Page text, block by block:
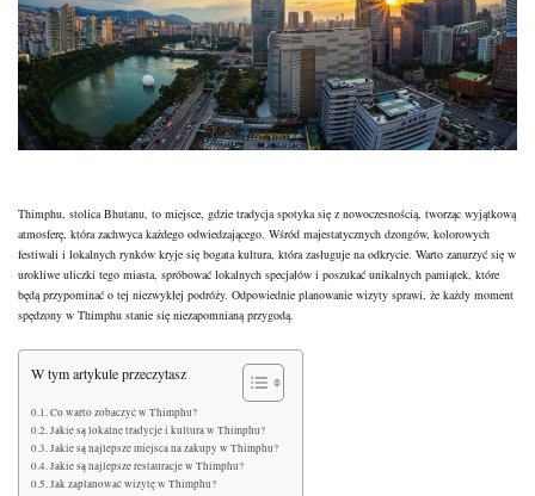
Thimphu, stolica Bhutanu, to miejsce, gdzie tradycja spotyka się z nowoczesnością, tworząc wyjątkową
atmosferę, która zachwyca każdego odwiedzającego. Wśród majestatycznych dzongów, kolorowych
festiwali i lokalnych rynków kryje się bogata kultura, która zasługuje na odkrycie. Warto zanurzyć się w
urokliwe uliczki tego miasta, spróbować lokalnych specjałów i poszukać unikalnych pamiątek, które
będą przypominać o tej niezwykłej podróży. Odpowiednie planowanie wizyty sprawi, że każdy moment
spędzony w Thimphu stanie się niezapomnianą przygodą.
W tym artykule przeczytasz
Co warto zobaczyć w Thimphu?
Jakie są lokalne tradycje i kultura w Thimphu?
Jakie są najlepsze miejsca na zakupy w Thimphu?
Jakie są najlepsze restauracje w Thimphu?
Jak zaplanować wizytę w Thimphu?